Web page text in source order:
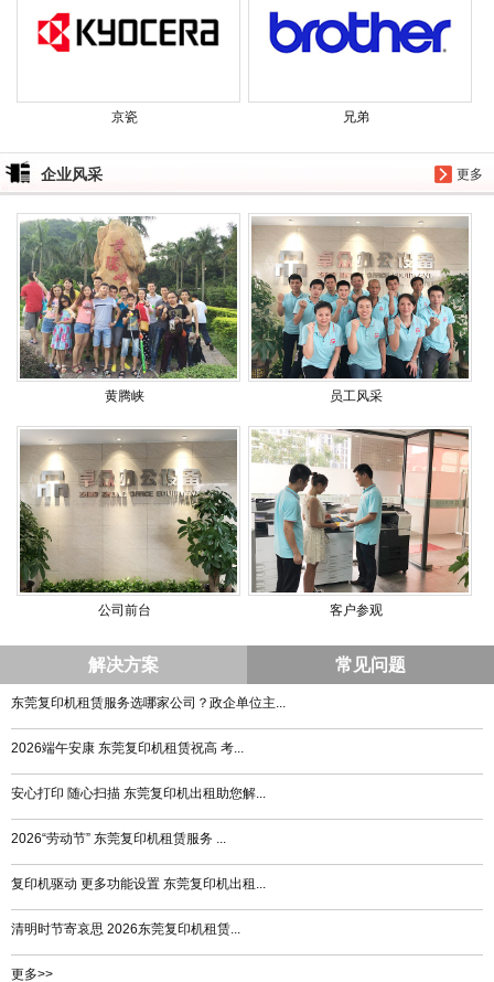
京瓷 兄弟
更多
企业风采
黄腾峡 员工风采
公司前台 客户参观
解决方案 常见问题
东莞复印机租赁服务选哪家公司？政企单位主...
2026端午安康 东莞复印机租赁祝高 考...
安心打印 随心扫描 东莞复印机出租助您解...
2026“劳动节” 东莞复印机租赁服务 ...
复印机驱动 更多功能设置 东莞复印机出租...
清明时节寄哀思 2026东莞复印机租赁...
更多>>